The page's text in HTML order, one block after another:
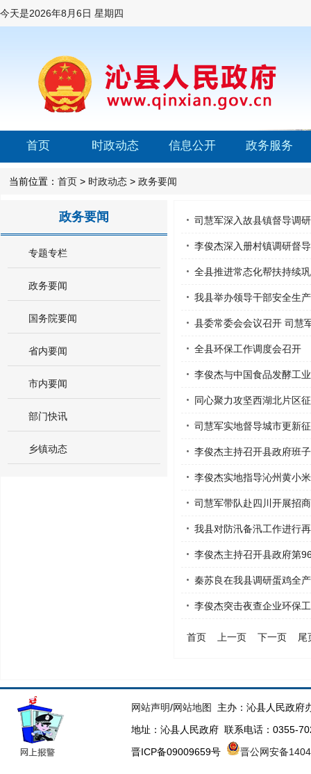
今天是2026年8月6日 星期四
首页 时政动态 信息公开 政务服务
当前位置： 首页 > 时政动态 > 政务要闻
政务要闻
专题专栏
政务要闻
国务院要闻
省内要闻
市内要闻
部门快讯
乡镇动态
司慧军深入故县镇督导调
李俊杰深入册村镇调研督
全县推进常态化帮扶持续
我县举办领导干部安全生
县委常委会会议召开 司慧
全县环保工作调度会召开
李俊杰与中国食品发酵工
同心聚力攻坚西湖北片区
司慧军实地督导城市更新
李俊杰主持召开县政府班
李俊杰实地指导沁州黄小
司慧军带队赴四川开展招
我县对防汛备汛工作进行
李俊杰主持召开县政府第
秦苏良在我县调研蛋鸡全
李俊杰突击夜查企业环保
首页 上一页 下一页
网站声明/网站地图
主办：沁县人民政府
地址：沁县人民政府 联系电话：0355-
晋ICP备09009659号
晋公网安备